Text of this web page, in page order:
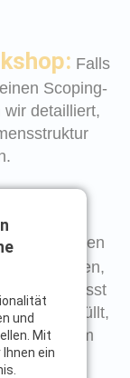
Falls
Scoping-
detailliert,
wir Ihnen
konnten,
passt
erfüllt,
mehr im
und
Mit
ein